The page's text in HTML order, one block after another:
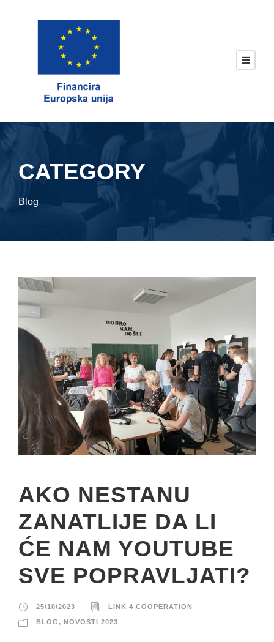
CATEGORY
Blog
AKO NESTANU
ZANATLIJE DA LI
ĆE NAM YOUTUBE
SVE POPRAVLJATI?
25/10/2023 LINK 4 COOPERATION
BLOG, NOVOSTI 2023